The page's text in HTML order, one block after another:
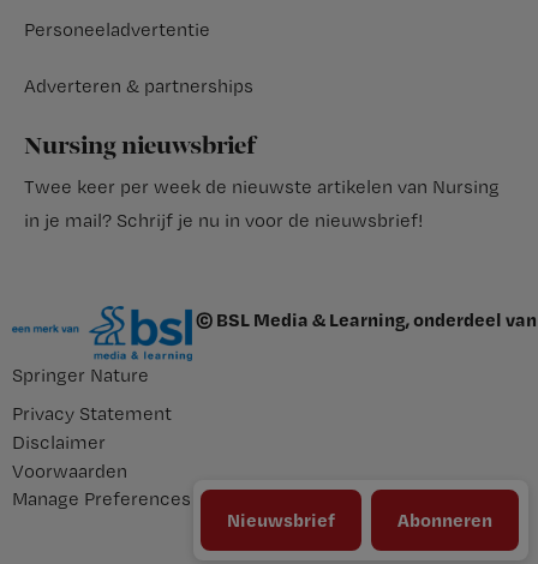
Nieuwsbrief Abonneren
Personeeladvertentie
Adverteren & partnerships
Nursing nieuwsbrief
Twee keer per week de nieuwste artikelen van Nursing
in je mail? Schrijf je nu in voor de nieuwsbrief!
© BSL Media & Learning, onderdeel van
Springer Nature
Privacy Statement
Disclaimer
Voorwaarden
Manage Preferences